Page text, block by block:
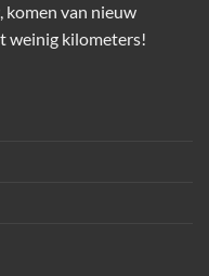
komen van nieuw
weinig kilometers!